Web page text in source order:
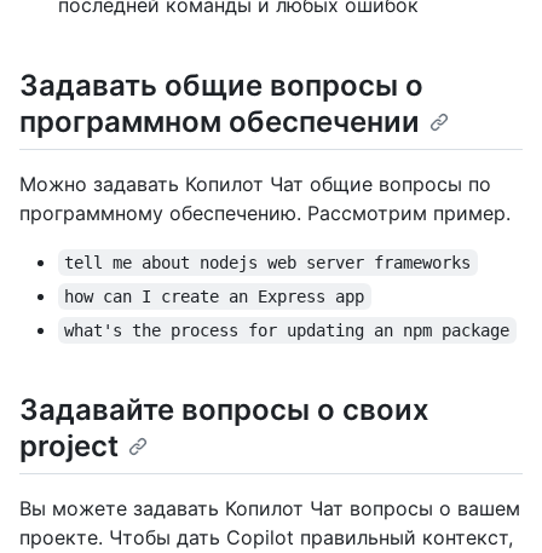
Задавать общие вопросы о
программном обеспечении
Можно задавать Копилот Чат общие вопросы по
программному обеспечению. Рассмотрим пример.
tell me about nodejs web server frameworks
how can I create an Express app
what's the process for updating an npm package
Задавайте вопросы о своих
project
Вы можете задавать Копилот Чат вопросы о вашем
проекте. Чтобы дать Copilot правильный контекст,